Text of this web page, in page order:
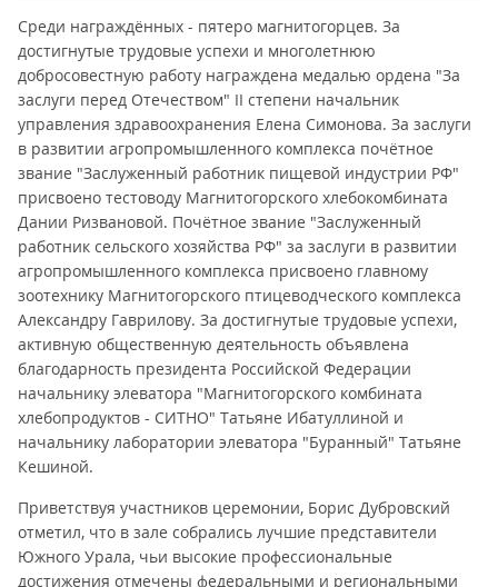
Среди награждённых - пятеро магнитогорцев. За
достигнутые трудовые успехи и многолетнюю
добросовестную работу награждена медалью ордена "За
заслуги перед Отечеством" II степени начальник
управления здравоохранения Елена Симонова. За заслуги
в развитии агропромышленного комплекса почётное
звание "Заслуженный работник пищевой индустрии РФ"
присвоено тестоводу Магнитогорского хлебокомбината
Дании Ризвановой. Почётное звание "Заслуженный
работник сельского хозяйства РФ" за заслуги в развитии
агропромышленного комплекса присвоено главному
зоотехнику Магнитогорского птицеводческого комплекса
Александру Гаврилову. За достигнутые трудовые успехи,
активную общественную деятельность объявлена
благодарность президента Российской Федерации
начальнику элеватора "Магнитогорского комбината
хлебопродуктов - СИТНО" Татьяне Ибатуллиной и
начальнику лаборатории элеватора "Буранный" Татьяне
Кешиной.
Приветствуя участников церемонии, Борис Дубровский
отметил, что в зале собрались лучшие представители
Южного Урала, чьи высокие профессиональные
достижения отмечены федеральными и региональными